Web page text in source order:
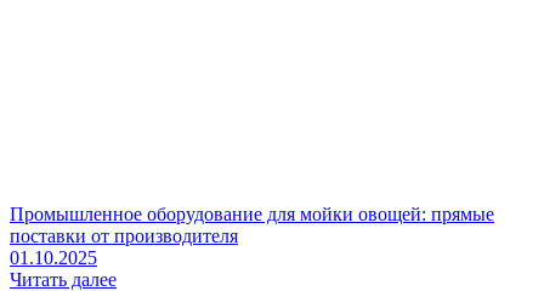
Промышленное оборудование для мойки овощей: прямые
поставки от производителя
01.10.2025
Читать далее